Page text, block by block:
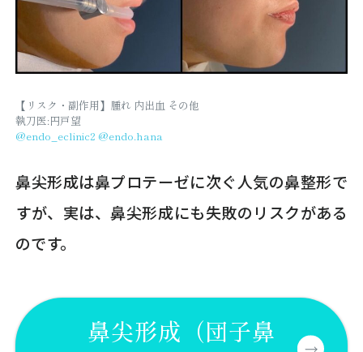
【リスク・副作用】腫れ 内出血 その他
執刀医:円戸望
@endo_eclinic2 @endo.hana
鼻尖形成は鼻プロテーゼに次ぐ人気の鼻整形で
すが、実は、鼻尖形成にも失敗のリスクがある
のです。
鼻尖形成（団子鼻